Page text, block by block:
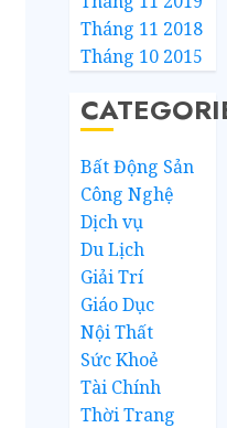
Tháng 11 2018
Tháng 10 2015
Bất Động Sản
Công Nghệ
Dịch vụ
Du Lịch
Giải Trí
Giáo Dục
Nội Thất
Sức Khoẻ
Tài Chính
Thời Trang